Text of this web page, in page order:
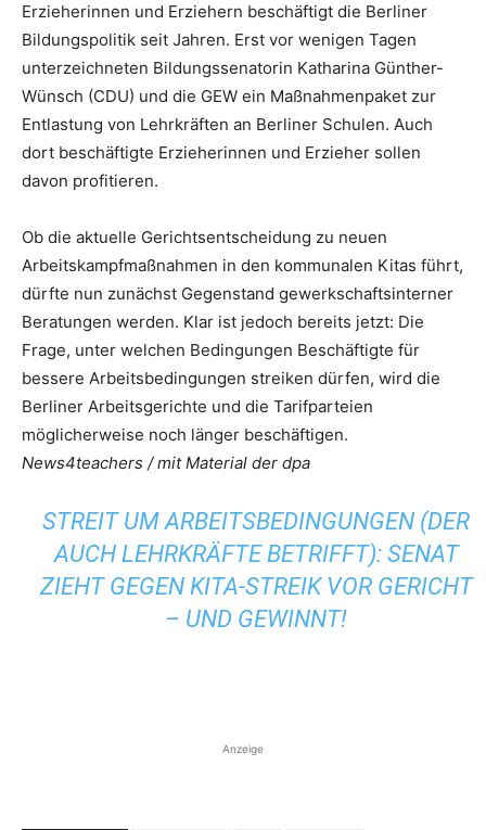
Erzieherinnen und Erziehern beschäftigt die Berliner
Bildungspolitik seit Jahren. Erst vor wenigen Tagen
unterzeichneten Bildungssenatorin Katharina Günther-
Wünsch (CDU) und die GEW ein Maßnahmenpaket zur
Entlastung von Lehrkräften an Berliner Schulen. Auch
dort beschäftigte Erzieherinnen und Erzieher sollen
davon profitieren.
Ob die aktuelle Gerichtsentscheidung zu neuen
Arbeitskampfmaßnahmen in den kommunalen Kitas führt,
dürfte nun zunächst Gegenstand gewerkschaftsinterner
Beratungen werden. Klar ist jedoch bereits jetzt: Die
Frage, unter welchen Bedingungen Beschäftigte für
bessere Arbeitsbedingungen streiken dürfen, wird die
Berliner Arbeitsgerichte und die Tarifparteien
möglicherweise noch länger beschäftigen.
News4teachers / mit Material der dpa
STREIT UM ARBEITSBEDINGUNGEN (DER
AUCH LEHRKRÄFTE BETRIFFT): SENAT
ZIEHT GEGEN KITA-STREIK VOR GERICHT
– UND GEWINNT!
Anzeige